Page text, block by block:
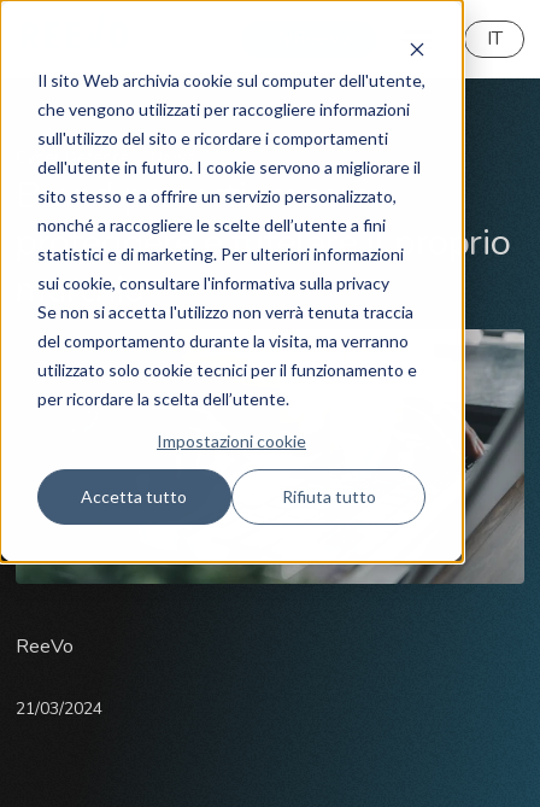
Il sito Web archivia cookie sul computer dell'utente,
che vengono utilizzati per raccogliere informazioni
sull'utilizzo del sito e ricordare i comportamenti
dell'utente in futuro. I cookie servono a migliorare il
sito stesso e a offrire un servizio personalizzato,
nonché a raccogliere le scelte dell’utente a fini
statistici e di marketing. Per ulteriori informazioni
sui cookie, consultare l'informativa sulla privacy
Se non si accetta l'utilizzo non verrà tenuta traccia
del comportamento durante la visita, ma verranno
utilizzato solo cookie tecnici per il funzionamento e
per ricordare la scelta dell’utente.
Impostazioni cookie
Accetta tutto Rifiuta tutto
IT
Cyber Defence News
Brand protection: come
proteggere e tutelare il proprio
marchio
ReeVo
21/03/2024